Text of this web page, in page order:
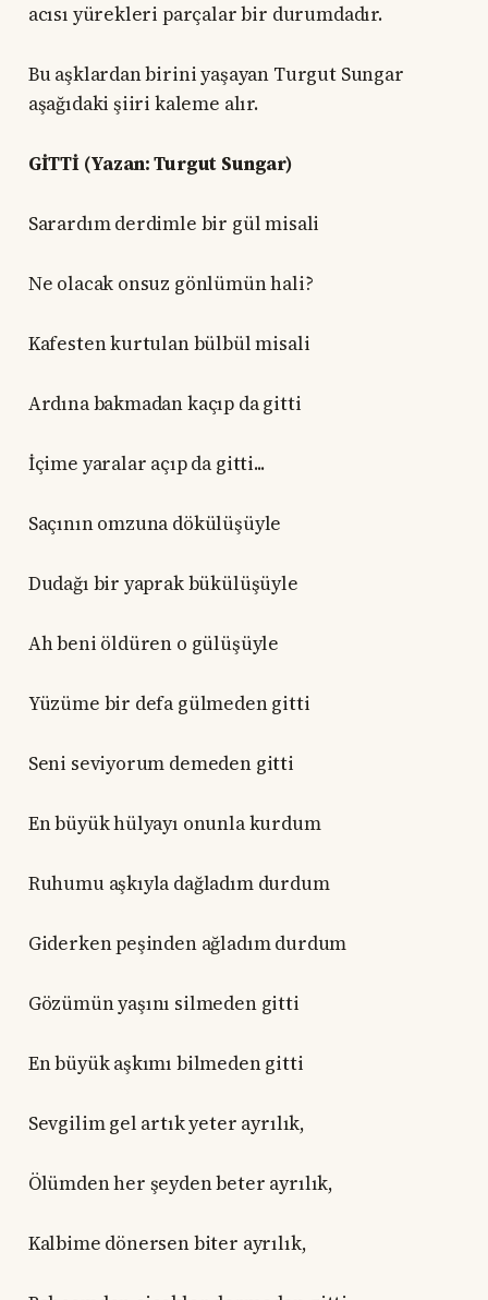
acısı yürekleri parçalar bir durumdadır.
Bu aşklardan birini yaşayan Turgut Sungar
aşağıdaki şiiri kaleme alır.
GİTTİ (Yazan: Turgut Sungar)
Sarardım derdimle bir gül misali
Ne olacak onsuz gönlümün hali?
Kafesten kurtulan bülbül misali
Ardına bakmadan kaçıp da gitti
İçime yaralar açıp da gitti...
Saçının omzuna dökülüşüyle
Dudağı bir yaprak bükülüşüyle
Ah beni öldüren o gülüşüyle
Yüzüme bir defa gülmeden gitti
Seni seviyorum demeden gitti
En büyük hülyayı onunla kurdum
Ruhumu aşkıyla dağladım durdum
Giderken peşinden ağladım durdum
Gözümün yaşını silmeden gitti
En büyük aşkımı bilmeden gitti
Sevgilim gel artık yeter ayrılık,
Ölümden her şeyden beter ayrılık,
Kalbime dönersen biter ayrılık,